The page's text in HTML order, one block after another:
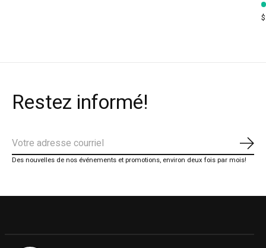
Restez informé!
Des nouvelles de nos événements et promotions, environ deux fois par mois!